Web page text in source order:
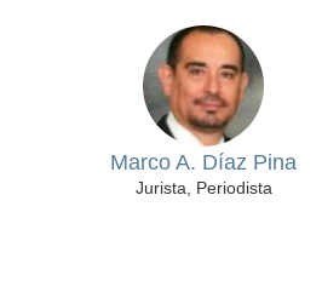
Marco A. Díaz Pina
Jurista, Periodista